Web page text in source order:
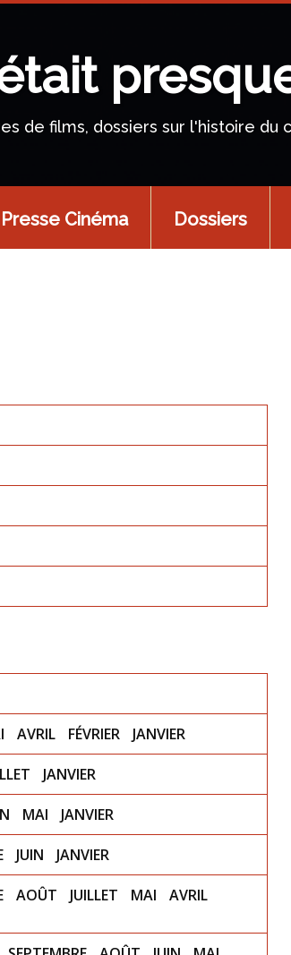
de films, dossiers sur l'histoire du
Cinéma Dossiers
AVRIL FÉVRIER JANVIER
JANVIER
MAI JANVIER
JUIN JANVIER
AOÛT JUILLET MAI
AVRIL